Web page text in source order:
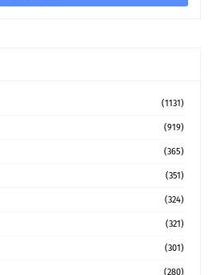
(1131)
(919)
(365)
(351)
(324)
(321)
(301)
(280)